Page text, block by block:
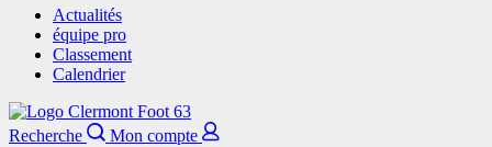
Actualités
équipe pro
Classement
Calendrier
Recherche
Mon compte